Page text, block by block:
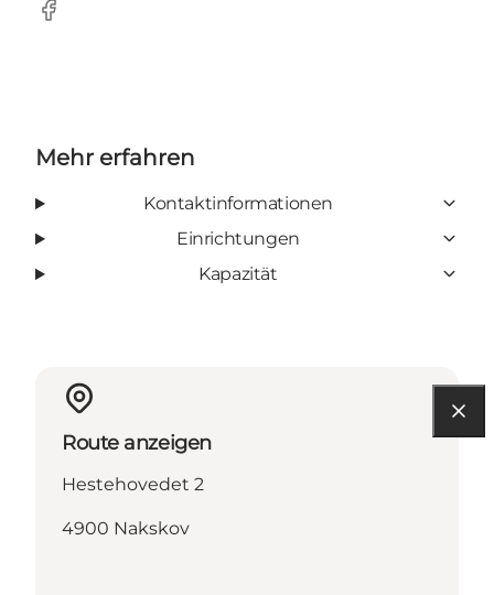
Facebook
Mehr erfahren
Kontaktinformationen
Einrichtungen
Kapazität
Route anzeigen
Hestehovedet 2
4900 Nakskov